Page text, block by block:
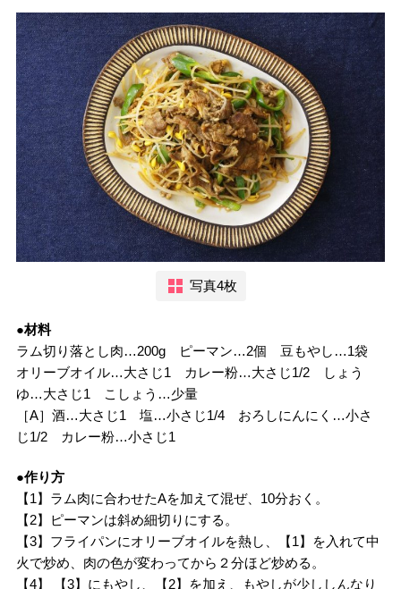
写真4枚
●材料
ラム切り落とし肉…200g ピーマン…2個 豆もやし…1袋
オリーブオイル…大さじ1 カレー粉…大さじ1/2 しょう
ゆ…大さじ1 こしょう…少量
［A］酒…大さじ1 塩…小さじ1/4 おろしにんにく…小さ
じ1/2 カレー粉…小さじ1
●作り方
【1】ラム肉に合わせたAを加えて混ぜ、10分おく。
【2】ピーマンは斜め細切りにする。
【3】フライパンにオリーブオイルを熱し、【1】を入れて中
火で炒め、肉の色が変わってから２分ほど炒める。
【4】 【3】にもやし、【2】を加え、もやしが少ししんなり